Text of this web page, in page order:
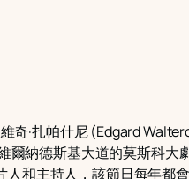
奇·扎帕什尼 (Edgard
爾納德斯基大道的莫斯科
人和主持人，該節日每年都